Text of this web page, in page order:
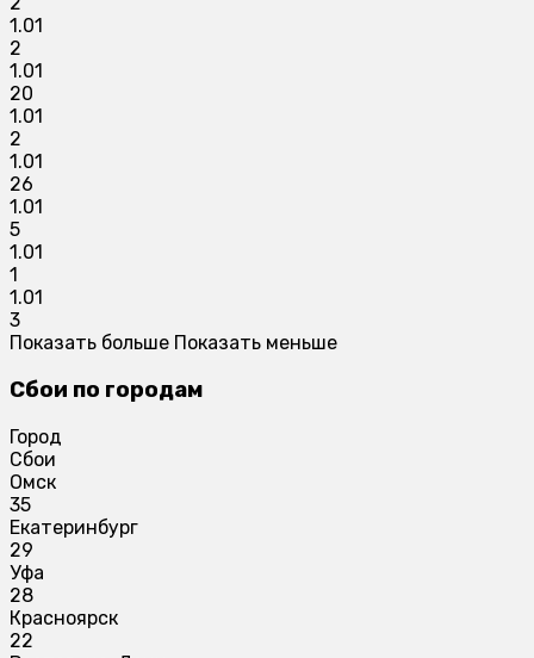
1.01
2
1.01
20
1.01
2
1.01
26
1.01
5
1.01
1
1.01
3
Показать больше Показать меньше
Сбои по городам
Город
Сбои
Омск
35
Екатеринбург
29
Уфа
28
Красноярск
22